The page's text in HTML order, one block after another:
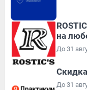
на
До 31
До 31